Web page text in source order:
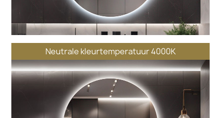
Neutrale kleurtemperatuur 4000K